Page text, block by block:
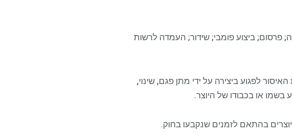
פרסום; ביצוע פומבי; שידור; העמדה לרשות
לפגוע ביצירה על ידי מתן פגם, שינוי,
או בכבודו של היוצר.
בהתאם לזמנים שנקבעו בחוק.